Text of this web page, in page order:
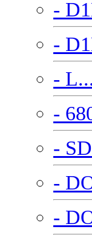
-
-
-
-
-
-
-